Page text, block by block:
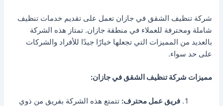
شركة تنظيف الشقق في جازان تعمل على تقديم خدمات تنظيف
شاملة ومحترفة للعملاء في منطقة جازان. تمتاز هذه الشركة
بالعديد من المميزات التي تجعلها خيارًا جيدًا للأفراد والشركات
على حد سواء.
مميزات شركة تنظيف الشقق في جازان:
فريق عمل محترف: تتمتع هذه الشركة بفريق من ذوي